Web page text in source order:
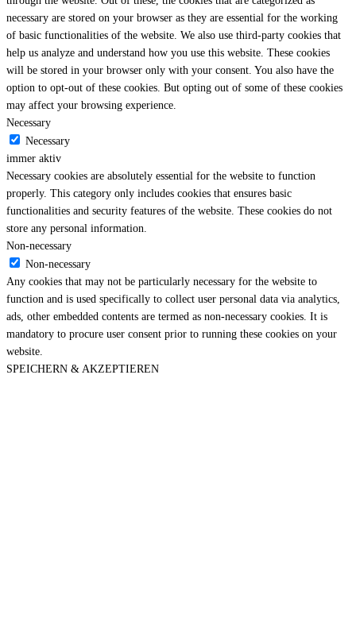
necessary are stored on your browser as they are essential for the working
of basic functionalities of the website. We also use third-party cookies that
help us analyze and understand how you use this website. These cookies
will be stored in your browser only with your consent. You also have the
option to opt-out of these cookies. But opting out of some of these cookies
may affect your browsing experience.
Necessary
Necessary
immer aktiv
Necessary cookies are absolutely essential for the website to function
properly. This category only includes cookies that ensures basic
functionalities and security features of the website. These cookies do not
store any personal information.
Non-necessary
Non-necessary
Any cookies that may not be particularly necessary for the website to
function and is used specifically to collect user personal data via analytics,
ads, other embedded contents are termed as non-necessary cookies. It is
mandatory to procure user consent prior to running these cookies on your
website.
SPEICHERN & AKZEPTIEREN